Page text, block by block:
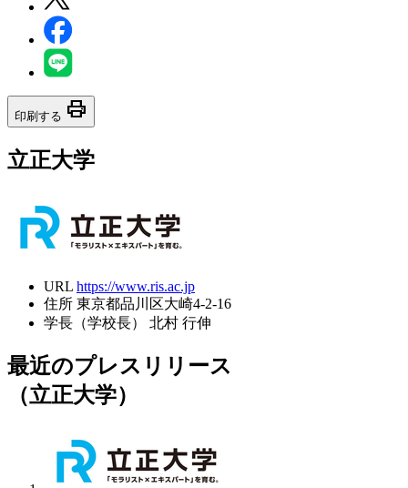
印刷する print
立正大学
URL https://www.ris.ac.jp
住所 東京都品川区大崎4-2-16
学長（学校長）
北村 行伸
最近のプレスリリース
（立正大学）